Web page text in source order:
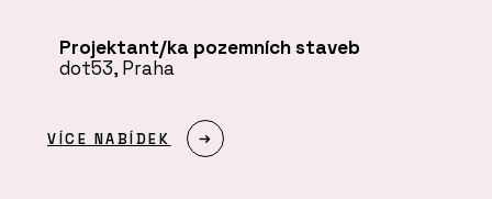
Projektant/ka pozemních staveb
dot53, Praha
VÍCE NABÍDEK